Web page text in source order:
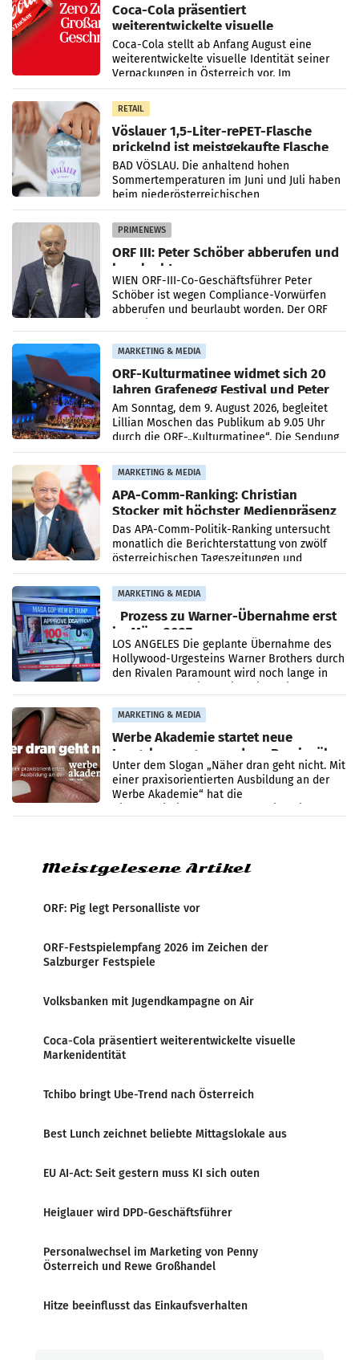
Coca-Cola präsentiert
weiterentwickelte visuelle
Markenidentität
Coca-Cola stellt ab Anfang August eine
weiterentwickelte visuelle Identität seiner
Verpackungen in Österreich vor. Im
Mittelpunkt des Redesigns stehen zentrale
Gestaltungselemente
RETAIL
Vöslauer 1,5-Liter-rePET-Flasche
prickelnd ist meistgekaufte Flasche
Österreichs
BAD VÖSLAU. Die anhaltend hohen
Sommertemperaturen im Juni und Juli haben
beim niederösterreichischen
Getränkehersteller Vöslauer zu deutlichen
Absatzzuwächsen geführt. Während
PRIMENEWS
ORF III: Peter Schöber abberufen und
beurlaubt
WIEN ORF-III-Co-Geschäftsführer Peter
Schöber ist wegen Compliance-Vorwürfen
abberufen und beurlaubt worden. Der ORF
MARKETING & MEDIA
ORF-Kulturmatinee widmet sich 20
Jahren Grafenegg Festival und Peter
Simonischek
Am Sonntag, dem 9. August 2026, begleitet
Lillian Moschen das Publikum ab 9.05 Uhr
durch die ORF-„Kulturmatinee“. Die Sendung
startet mit der Dokumentation „20 Jahre
Grafenegg
MARKETING & MEDIA
APA-Comm-Ranking: Christian
Stocker mit höchster Medienpräsenz
im Juli
Das APA-Comm-Politik-Ranking untersucht
monatlich die Berichterstattung von zwölf
österreichischen Tageszeitungen und
analysiert, welche Politikerinnen und
Politiker Österreichs die
MARKETING & MEDIA
Prozess zu Warner-Übernahme erst
im März 2027
LOS ANGELES Die geplante Übernahme des
Hollywood-Urgesteins Warner Brothers durch
den Rivalen Paramount wird noch lange in
MARKETING & MEDIA
Werbe Akademie startet neue
Imagekampagne rund um Praxisnähe
Unter dem Slogan „Näher dran geht nicht. Mit
einer praxisorientierten Ausbildung an der
Werbe Akademie“ hat die
Meistgelesene Artikel
ORF: Pig legt Personalliste vor
ORF-Festspielempfang 2026 im Zeichen der
Salzburger Festspiele
Volksbanken mit Jugendkampagne on Air
Coca-Cola präsentiert weiterentwickelte visuelle
Markenidentität
Tchibo bringt Ube-Trend nach Österreich
Best Lunch zeichnet beliebte Mittagslokale aus
EU AI-Act: Seit gestern muss KI sich outen
Heiglauer wird DPD-Geschäftsführer
Personalwechsel im Marketing von Penny
Österreich und Rewe Großhandel
Hitze beeinflusst das Einkaufsverhalten